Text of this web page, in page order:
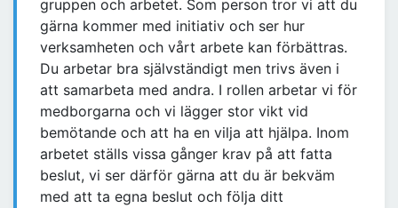
gruppen och arbetet. Som person tror vi att du
gärna kommer med initiativ och ser hur
verksamheten och vårt arbete kan förbättras.
Du arbetar bra självständigt men trivs även i
att samarbeta med andra. I rollen arbetar vi för
medborgarna och vi lägger stor vikt vid
bemötande och att ha en vilja att hjälpa. Inom
arbetet ställs vissa gånger krav på att fatta
beslut, vi ser därför gärna att du är bekväm
med att ta egna beslut och följa ditt